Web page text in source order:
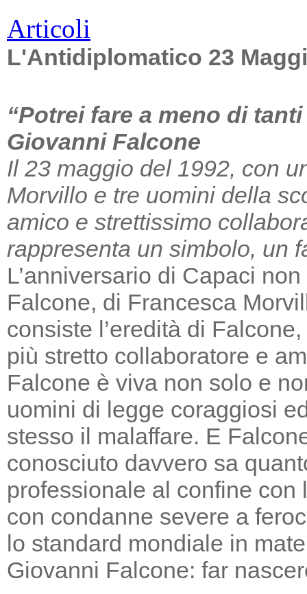
Articoli
L'Antidiplomatico 23
“Potrei fare a meno di
Giovanni Falcone
Il 23 maggio del 1992, con
Morvillo e tre uomini della
amico e strettissimo
rappresenta un simbolo, un
L’anniversario di Capaci
Falcone, di Francesca
consiste l’eredità di
più stretto collaboratore e
Falcone è viva non solo e
uomini di legge coraggiosi
stesso il malaffare. E
conosciuto davvero sa
professionale al confine
con condanne severe a
lo standard mondiale in
Giovanni Falcone: far